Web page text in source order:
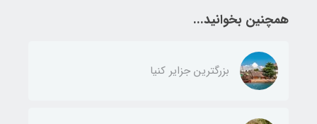
همچنین بخوانید...
بزرگترین جزایر کنیا